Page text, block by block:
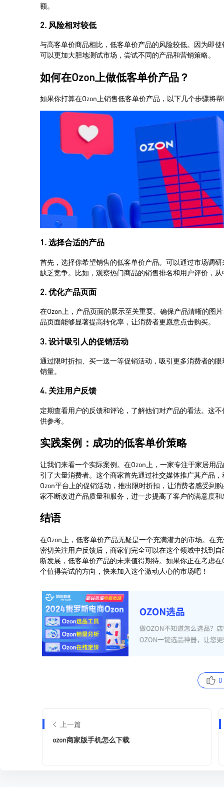
0
上一篇
ozon商家版手机怎么下载